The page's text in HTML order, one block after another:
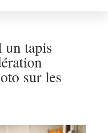
tapis
sur les